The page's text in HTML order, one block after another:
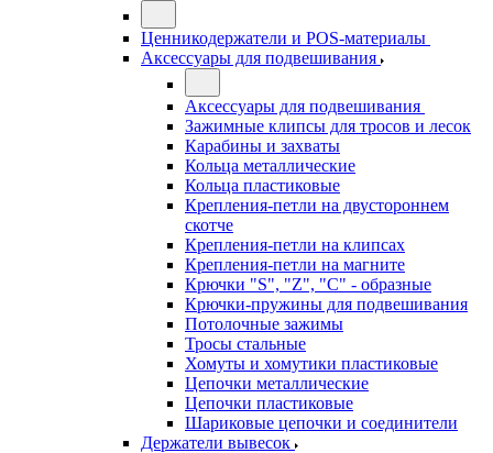
Ценникодержатели и POS-материалы
Аксессуары для подвешивания
Аксессуары для подвешивания
Зажимные клипсы для тросов и лесок
Карабины и захваты
Кольца металлические
Кольца пластиковые
Крепления-петли на двустороннем
скотче
Крепления-петли на клипсах
Крепления-петли на магните
Крючки "S", "Z", "C" - образные
Крючки-пружины для подвешивания
Потолочные зажимы
Тросы стальные
Хомуты и хомутики пластиковые
Цепочки металлические
Цепочки пластиковые
Шариковые цепочки и соединители
Держатели вывесок